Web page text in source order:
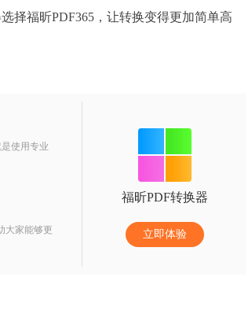
择福昕PDF365，让转换变得更加简单高
使用专业
大家能够更
福昕PDF转换器
立即体验